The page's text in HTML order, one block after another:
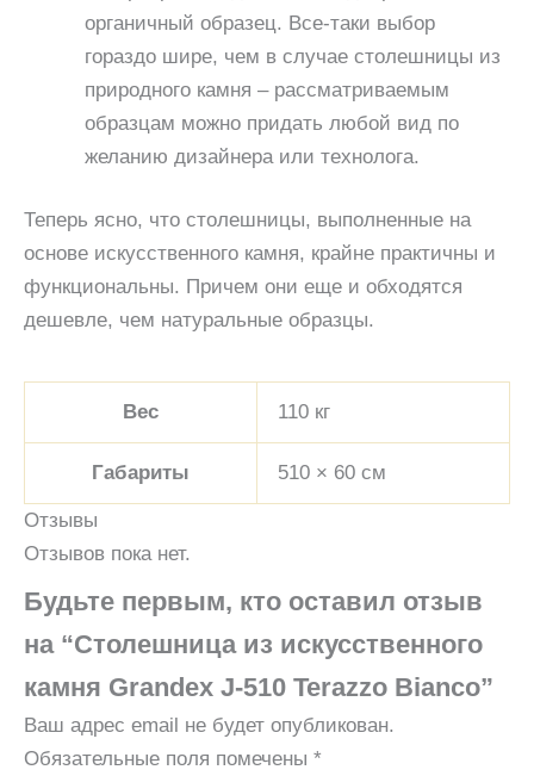
органичный образец. Все-таки выбор
гораздо шире, чем в случае столешницы из
природного камня – рассматриваемым
образцам можно придать любой вид по
желанию дизайнера или технолога.
Теперь ясно, что столешницы, выполненные на
основе искусственного камня, крайне практичны и
функциональны. Причем они еще и обходятся
дешевле, чем натуральные образцы.
Вес 110 кг
Габариты 510 × 60 см
Отзывы
Отзывов пока нет.
Будьте первым, кто оставил отзыв
на “Столешница из искусственного
камня Grandex J-510 Terazzo Bianco”
Ваш адрес email не будет опубликован.
Обязательные поля помечены *